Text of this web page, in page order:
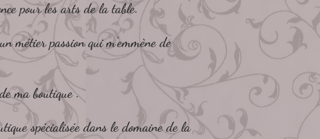
pour les arts de la table.
métier passion qui m'emmène de
ma boutique .
spécialisée dans le domaine de la